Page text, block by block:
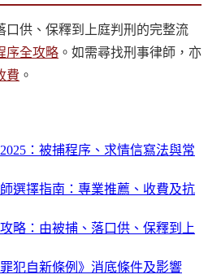
口供、保釋到上庭判刑的完整流
序全攻略 。如需尋找刑事律師，亦
費 。
：被捕程序、求情信寫法與常
選擇指南：專業推薦、收費及抗
略：由被捕、落口供、保釋到上
犯自新條例》消底條件及影響